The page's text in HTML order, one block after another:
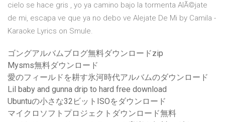
cielo se hace gris , yo ya camino bajo la tormenta AlÃ©jate
de mi, escapa ve que ya no debo ve Alejate De Mi by Camila -
Karaoke Lyrics on Smule.
ゴングアルバムブログ無料ダウンロードzip
Mysms無料ダウンロード
愛のフィールドを耕す氷河時代アルバムのダウンロード
Lil baby and gunna drip to hard free download
Ubuntuの小さな32ビットISOをダウンロード
マイクロソフトプロジェクトダウンロード無料